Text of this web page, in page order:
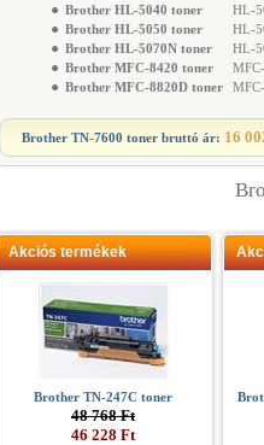
● Brother HL-5040 toner HL-
● Brother HL-5050 toner HL-
● Brother HL-5070N toner HL-
● Brother MFC-8420 toner
● Brother MFC-8820D toner
Brother TN-7600 toner bruttó ár: 16
Akciós termékek
Brother TN-247C toner
48 768 Ft
46 228 Ft